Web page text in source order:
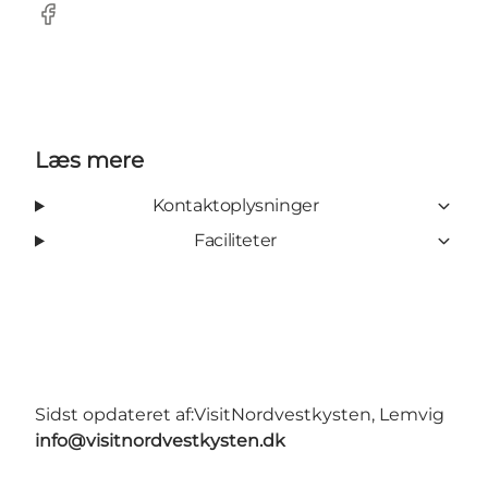
Facebook
Læs mere
Kontaktoplysninger
Faciliteter
Sidst opdateret af:VisitNordvestkysten, Lemvig
info@visitnordvestkysten.dk